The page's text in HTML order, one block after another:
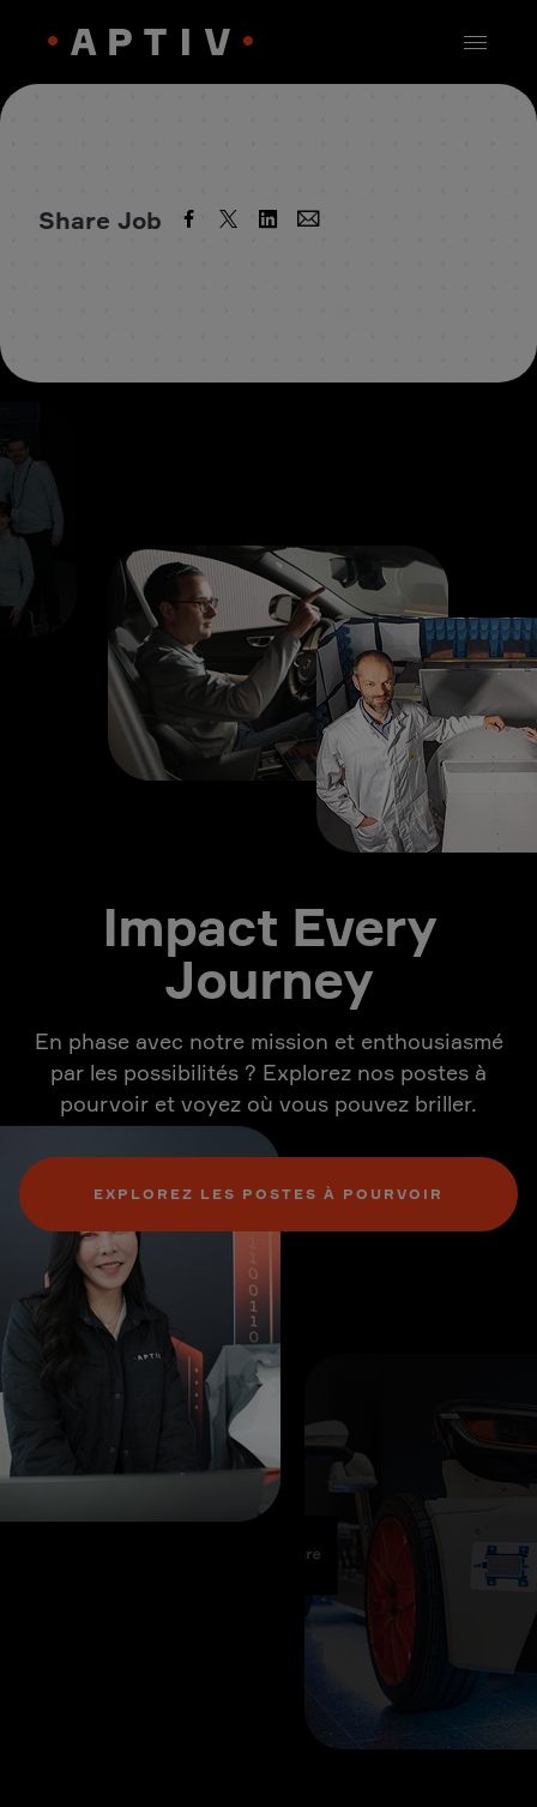
Share Job
Impact Every
Journey
En phase avec notre mission et enthousiasmé
par les possibilités ? Explorez nos postes à
pourvoir et voyez où vous pouvez briller.
EXPLOREZ LES POSTES À POURVOIR